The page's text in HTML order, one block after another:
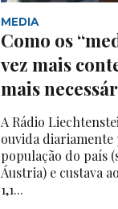
MEDIA
Como os
vez mais
mais
A Rádio
ouvida
população do país
Áustria) e custava
1,1...